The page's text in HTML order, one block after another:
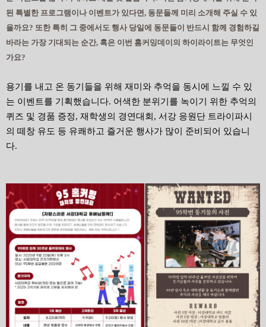
된 특별한 프로그램이나 이벤트가 있다면, 동문들께 미리 소개해 주실 수 있
을까요? 또한 특히 그 중에서도 행사 당일에 동문들이 반드시 함께 경험하길
바라는 가장 기대되는 순간, 혹은 이번 홈커밍데이의 하이라이트는 무엇인
가요?
용기를 내고 온 동기들을 위해 재미와 추억을 동시에 느낄 수 있
는 이벤트를 기획했습니다. 어색한 분위기를 녹이기 위한 추억의
퀴즈 및 경품 증정, 재학생의 경연대회, 서강 응원단 트라이파시
의 떼창 유도 등 유쾌하고 즐거운 행사가 많이 준비되어 있습니
다.